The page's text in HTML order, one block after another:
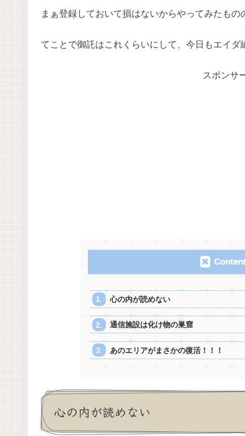
まぁ登録しておいて損はないからやってみたも
てことで御託はこれくらいにして、今日もエイダ
スポンサ
心の内が読めない
通信施設は化け物の巣窟
あのエリアがまさかの復活！！！
心の内が読めない